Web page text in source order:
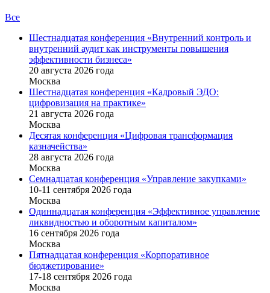
Все
Шестнадцатая конференция «Внутренний контроль и
внутренний аудит как инструменты повышения
эффективности бизнеса»
20 августа 2026 года
Москва
Шестнадцатая конференция «Кадровый ЭДО:
цифровизация на практике»
21 августа 2026 года
Москва
Десятая конференция «Цифровая трансформация
казначейства»
28 августа 2026 года
Москва
Семнадцатая конференция «Управление закупками»
10-11 сентября 2026 года
Москва
Одиннадцатая конференция «Эффективное управление
ликвидностью и оборотным капиталом»
16 cентября 2026 года
Москва
Пятнадцатая конференция «Корпоративное
бюджетирование»
17-18 сентября 2026 года
Москва